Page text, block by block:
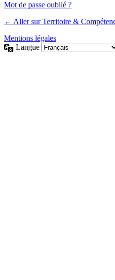
Mot de passe oublié ?
← Aller sur Territoire &
Mentions légales
Langue